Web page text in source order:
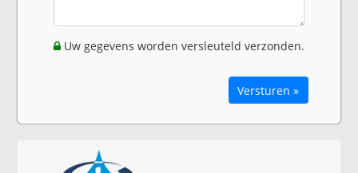
Uw gegevens worden versleuteld verzonden.
Versturen »